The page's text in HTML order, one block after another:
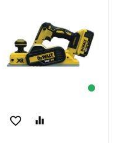
favorite_border equalizer